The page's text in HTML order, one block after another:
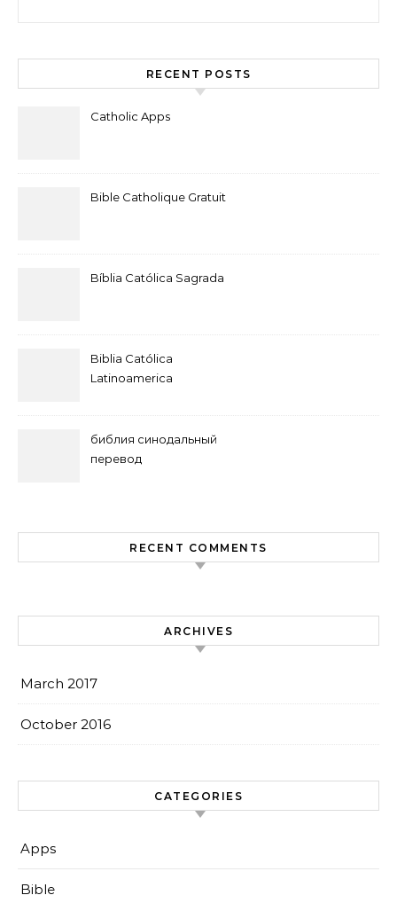
RECENT POSTS
Catholic Apps
Bible Catholique Gratuit
Bíblia Católica Sagrada
Biblia Católica
Latinoamerica
библия синодальный
перевод
RECENT COMMENTS
ARCHIVES
March 2017
October 2016
CATEGORIES
Apps
Bible